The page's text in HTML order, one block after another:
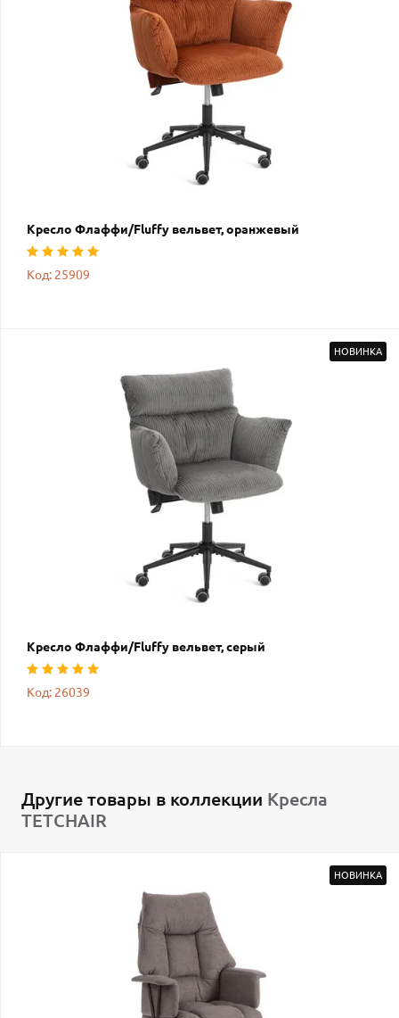
Кресло Флаффи/Fluffy вельвет, оранжевый
Код: 25909
НОВИНКА
Кресло Флаффи/Fluffy вельвет, серый
Код: 26039
Другие товары в коллекции Кресла
TETCHAIR
НОВИНКА